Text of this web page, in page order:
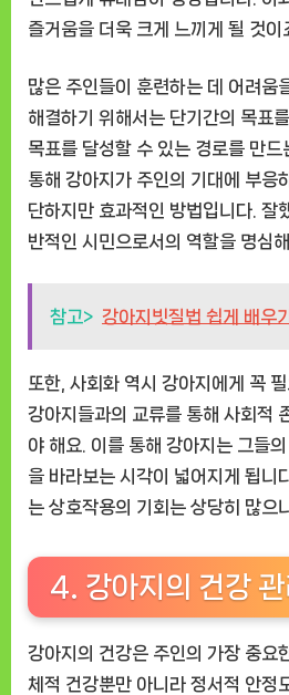
즐거움을 더욱 크게 느끼게 될 것이
많은 주인들이 훈련하는 데 어려움
해결하기 위해서는 단기간의 목표
목표를 달성할 수 있는 경로를 만
통해 강아지가 주인의 기대에 부응
단하지만 효과적인 방법입니다. 잘
반적인 시민으로서의 역할을 명심
참고> 강아지빗질법 쉽게 배우
또한, 사회화 역시 강아지에게 꼭
강아지들과의 교류를 통해 사회적
야 해요. 이를 통해 강아지는 그들
을 바라보는 시각이 넓어지게 됩니
는 상호작용의 기회는 상당히 많으
4. 강아지의 건강 관
강아지의 건강은 주인의 가장 중요
체적 건강뿐만 아니라 정서적 안정